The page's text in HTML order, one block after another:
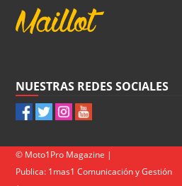
NUESTRAS REDES SOCIALES
© Moto1Pro Magazine |
Publica: 1mas1 Comunicación y Gestión